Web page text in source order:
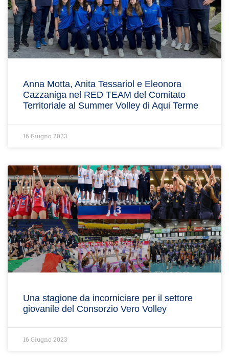
Anna Motta, Anita Tessariol e Eleonora
Cazzaniga nel RED TEAM del Comitato
Territoriale al Summer Volley di Aqui Terme
16 Giugno 2023
Una stagione da incorniciare per il settore
giovanile del Consorzio Vero Volley
16 Giugno 2023